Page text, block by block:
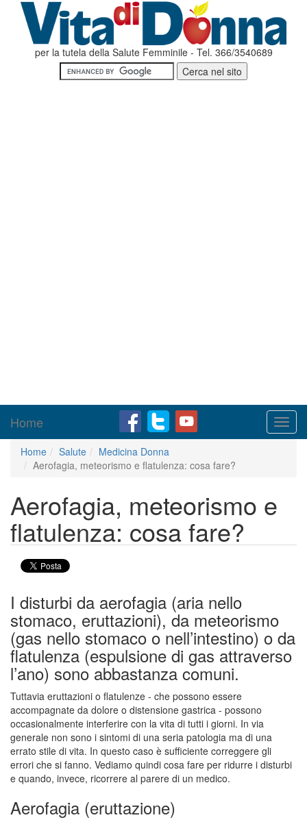
per la tutela della Salute Femminile - Tel. 366/3540689
Home
Home Salute
Medicina Donna
Aerofagia, meteorismo e flatulenza: cosa fare?
Aerofagia, meteorismo e
flatulenza: cosa fare?
I disturbi da aerofagia (aria nello
stomaco, eruttazioni), da meteorismo
(gas nello stomaco o nell’intestino) o da
flatulenza (espulsione di gas attraverso
l’ano) sono abbastanza comuni.
Tuttavia eruttazioni o flatulenze - che possono essere
accompagnate da dolore o distensione gastrica - possono
occasionalmente interferire con la vita di tutti i giorni. In via
generale non sono i sintomi di una seria patologia ma di una
errato stile di vita. In questo caso è sufficiente correggere gli
errori che si fanno. Vediamo quindi cosa fare per ridurre i disturbi
e quando, invece, ricorrere al parere di un medico.
Aerofagia (eruttazione)